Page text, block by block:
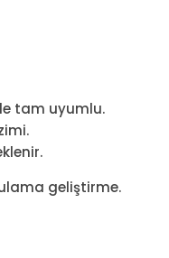
tam uyumlu.
geliştirme.